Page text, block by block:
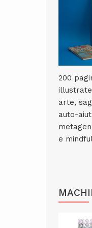
200
arte,
auto-
e